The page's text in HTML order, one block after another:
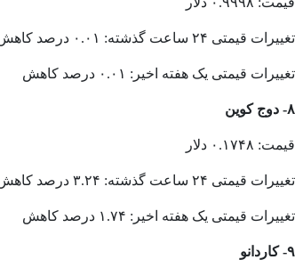
تغییرات قیمتی ۲۴ ساعت گذشته: ۰.۰۱ درصد کاهش
تغییرات قیمتی یک هفته اخیر: ۰.۰۱ درصد کاهش
۸- دوج کوین
قیمت: ۰.۱۷۴۸ دلار
تغییرات قیمتی ۲۴ ساعت گذشته: ۳.۲۴ درصد کاهش
تغییرات قیمتی یک هفته اخیر: ۱.۷۴ درصد کاهش
۹- کاردانو